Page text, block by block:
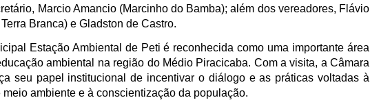
Marcio Amancio (Marcinho do Bamba); além dos vereadores, Flávio
Branca) e Gladston de Castro.
Estação Ambiental de Peti é reconhecida como uma importante área
ambiental na região do Médio Piracicaba. Com a visita, a Câmara
seu papel institucional de incentivar o diálogo e as práticas voltadas à
meio ambiente e à conscientização da população.